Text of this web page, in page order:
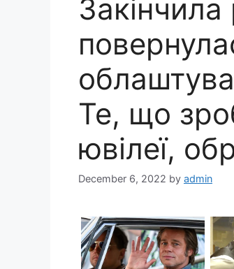
Те, що
ювілеї,
December 6, 2022 by admin